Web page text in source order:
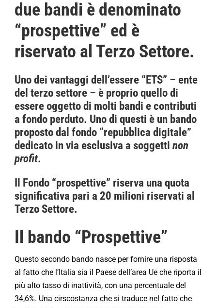
due bandi è denominato
“prospettive” ed è
riservato al Terzo Settore.
Uno dei vantaggi dell’essere “ETS” – ente
del terzo settore – è proprio quello di
essere oggetto di molti bandi e contributi
a fondo perduto. Uno di questi è un bando
proposto dal fondo “repubblica digitale”
dedicato in via esclusiva a soggetti non
profit.
Il Fondo “prospettive” riserva una quota
significativa pari a 20 milioni riservati al
Terzo Settore.
Il bando “Prospettive”
Questo secondo bando nasce per fornire una risposta
al fatto che l’Italia sia il Paese dell’area Ue che riporta il
più alto tasso di inattività, con una percentuale del
34,6%. Una cirscostanza che si traduce nel fatto che